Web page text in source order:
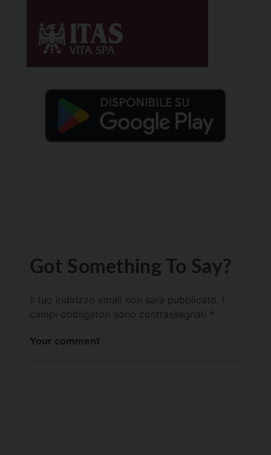
Got Something To Say?
Il tuo indirizzo email non sarà pubblicato.
campi obbligatori sono contrassegnati *
Your comment